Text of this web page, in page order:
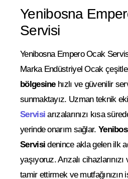
Yenibosna
Servisi
Yenibosna Empero Ocak
Marka Endüstriyel Ocak
bölgesinehızlı ve güvenilir
sunmaktayız. Uzman teknik
Servisi arızalarınızı kısa
yerinde onarım sağlar.
Servisi denince akla gelen ilk
yaşıyoruz. Arızalı
tamir ettirmek ve